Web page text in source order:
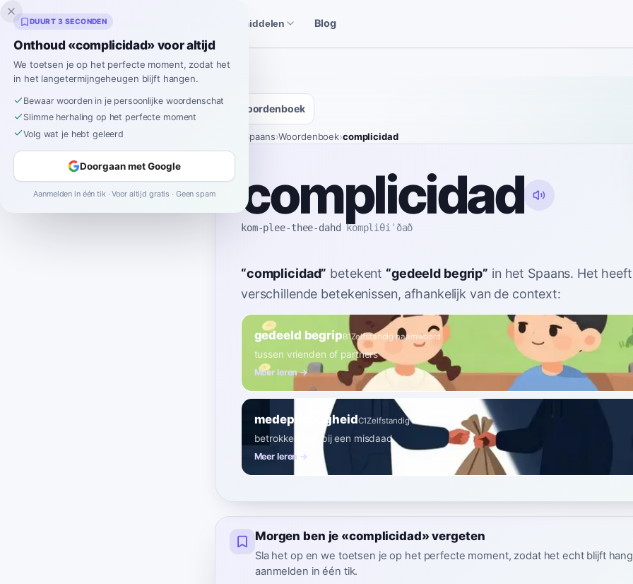
Inklingo Verhalen Spaanse hulpmiddelen Blog
Woordenboek
Spaans›Woordenboek›complicidad
complicidad
kom-plee-thee-dahd kompliθiˈðað
“complicidad” betekent “gedeeld begrip” in het Spaans. Het
verschillende betekenissen, afhankelijk van de context:
gedeeld begripB1Zelfstandig naamwoord
tussen vrienden of partners
Meer leren →
medeplichtigheidC1Zelfstandig naamwoord
betrokkenheid bij een misdaad
Meer leren →
Morgen ben je «complicidad» vergeten
Sla het op en we toetsen je op het perfecte moment, zodat het echt blijft
aanmelden in één tik.
DUURT 3 SECONDEN
Onthoud «complicidad» voor altijd
We toetsen je op het perfecte moment, zodat het
in het langetermijngeheugen blijft hangen.
Bewaar woorden in je persoonlijke woordenschat
Slimme herhaling op het perfecte moment
Volg wat je hebt geleerd
Doorgaan met Google
Aanmelden in één tik · Voor altijd gratis · Geen spam